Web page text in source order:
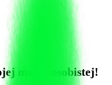
marki osobistej!